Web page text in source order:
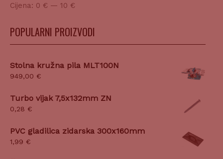
Cijena: 0 € — 10 €
POPULARNI PROIZVODI
Stolna kružna pila MLT100N
949,00 €
Turbo vijak 7,5x132mm ZN
0,28 €
PVC gladilica zidarska 300x160mm
1,99 €